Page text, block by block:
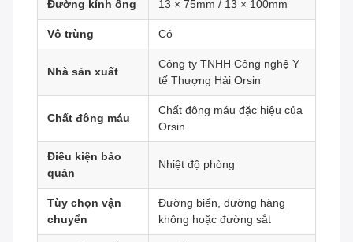
Đường kính ống 13 × 75mm / 13 × 100mm
Vô trùng Có
Nhà sản xuất
Công ty TNHH Công nghệ Y
tế Thượng Hải Orsin
Chất đông máu
Chất đông máu đặc hiệu của
Orsin
Điều kiện bảo
quản
Nhiệt độ phòng
Tùy chọn vận
chuyển
Đường biển, đường hàng
không hoặc đường sắt